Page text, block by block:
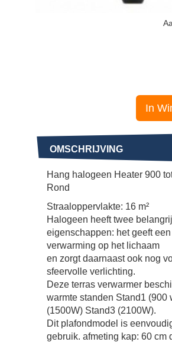
In
OMSCHRIJVING
Hang halogeen Heater 900
Rond
Straaloppervlakte: 16 m²
Halogeen heeft twee
eigenschappen: het geeft
verwarming op het lichaam
en zorgt daarnaast ook nog
sfeervolle verlichting.
Deze terras verwarmer
warmte standen Stand1 (900
(1500W) Stand3 (2100W).
Dit plafondmodel is
gebruik. afmeting kap: 60 cm